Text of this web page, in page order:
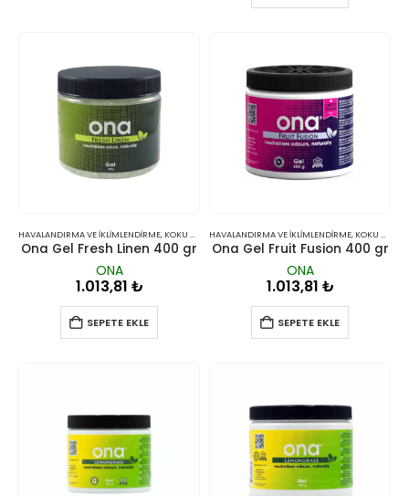
HAVALANDIRMA VE İKLIMLENDIRME, KOKU GIDERICILER
Ona Gel Fresh Linen 400 gr
ONA
1.013,81 ₺
SEPETE EKLE
HAVALANDIRMA VE İKLIMLENDIRME, KOKU GIDERICILER
Ona Gel Fruit Fusion 400 gr
ONA
1.013,81 ₺
SEPETE EKLE